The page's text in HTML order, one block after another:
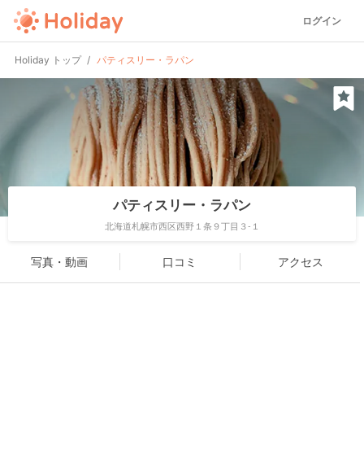
ログイン
Holiday トップ パティスリー・ラパン
パティスリー・ラパン
北海道札幌市西区西野１条９丁目３-１
写真・動画 口コミ アクセス